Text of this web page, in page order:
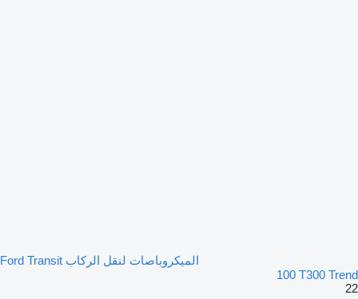
الميكروباصات لنقل الركاب Ford Transit
100 T300 Trend
22